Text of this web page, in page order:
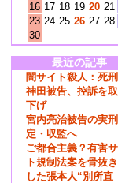
16 17 18 19 20 21
23 24 25 26 27 28
30
最近の記事
闇サイト殺人：死
神田被告、控訴を
下げ
宮内亮治被告の実
定・収監へ
ご都合主義？有害
ト規制法案を骨抜
した張本人“別所直